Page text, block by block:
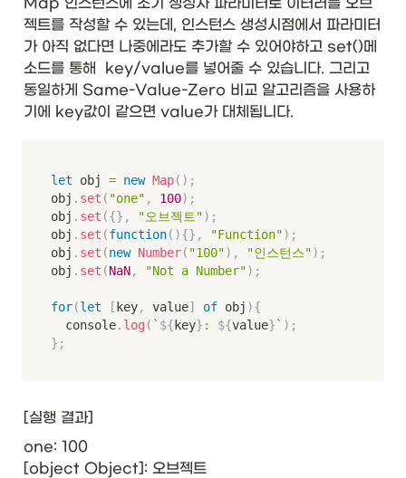
젝트를 작성할 수 있는데, 인스턴스 생성시점에서 파라미터
가 아직 없다면 나중에라도 추가할 수 있어야하고 set()메
소드를 통해  key/value를 넣어줄 수 있습니다. 그리고
동일하게 Same-Value-Zero 비교 알고리즘을 사용하
기에 key값이 같으면 value가 대체됩니다.
let obj = new Map( ) ;
obj . set ( "one" , 100) ;
obj . set ({} , "오브젝트") ;
obj . set (function( ){} , "Function") ;
obj . set (new Number( "100") , "인스턴스") ;
obj . set (NaN, "Not a Number") ;
for(let [ key, value] of obj ){
	console
. log ( ` ${ key} : ${value} ` ) ;
} ;
[실행 결과]
one: 100
[object Object]: 오브젝트